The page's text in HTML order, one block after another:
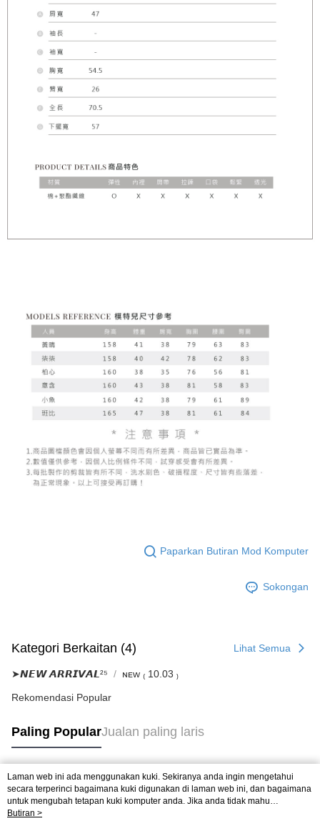
Paparkan Butiran Mod Komputer
Sokongan
Kategori Berkaitan (4) Lihat Semua
➤𝙉𝙀𝙒 𝘼𝙍𝙍𝙄𝙑𝘼𝙇²⁵ ɴᴇᴡ ₍ 10.03 ₎
Rekomendasi Popular
Paling PopularJualan paling laris
Tag Popular
Laman web ini ada menggunakan kuki. Sekiranya anda ingin mengetahui
secara terperinci bagaimana kuki digunakan di laman web ini, dan bagaimana
untuk mengubah tetapan kuki komputer anda. Jika anda tidak mahu
menggunakan kuki di komputer anda, sila rujuk penerangan mengenai kuki.
Butiran >